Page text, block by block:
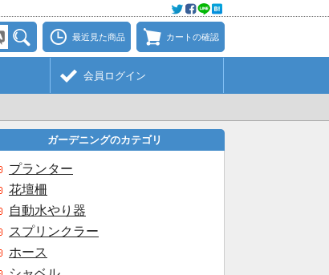
最近見た商品 カートの確認
会員ログイン
ガーデニングのカテゴリ
プランター
花壇柵
自動水やり器
スプリンクラー
ホース